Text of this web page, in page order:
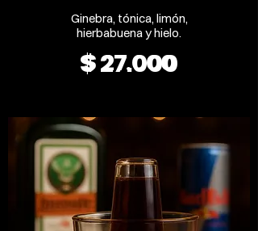
Ginebra, tónica, limón,
$ 27.000
$ 27.000